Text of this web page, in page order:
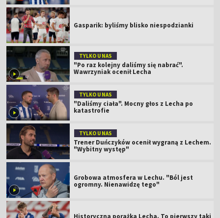
Gasparik: byliśmy blisko niespodzianki
TYLKO U NAS
"Po raz kolejny daliśmy się nabrać".
Wawrzyniak ocenił Lecha
TYLKO U NAS
"Daliśmy ciała". Mocny głos z Lecha po
katastrofie
TYLKO U NAS
Trener Duńczyków ocenił wygraną z Lechem.
"Wybitny występ"
Grobowa atmosfera w Lechu. "Ból jest
ogromny. Nienawidzę tego"
Historyczna porażka Lecha. To pierwszy taki